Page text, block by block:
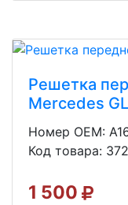
Решетка
Mercedes
Номер OEM:
Код товара:
1 500